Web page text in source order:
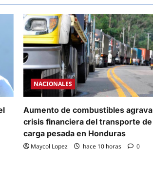
NACIONALES
Aumento de combustibles agrava
crisis financiera del transporte de
carga pesada en Honduras
Maycol Lopez hace 10 horas 0